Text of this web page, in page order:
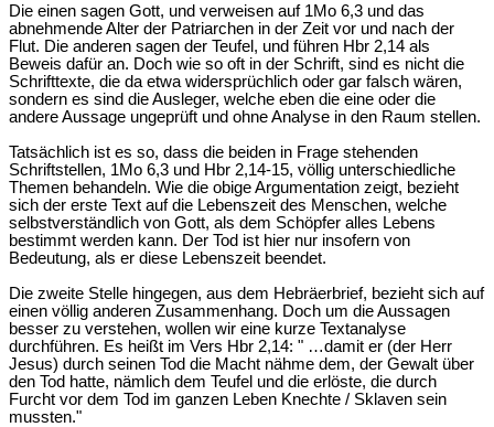
Die einen sagen Gott, und verweisen auf 1Mo 6,3 und das
abnehmende Alter der Patriarchen in der Zeit vor und nach der
Flut. Die anderen sagen der Teufel, und führen Hbr 2,14 als
Beweis dafür an. Doch wie so oft in der Schrift, sind es nicht die
Schrifttexte, die da etwa widersprüchlich oder gar falsch wären,
sondern es sind die Ausleger, welche eben die eine oder die
andere Aussage ungeprüft und ohne Analyse in den Raum stellen.
Tatsächlich ist es so, dass die beiden in Frage stehenden
Schriftstellen, 1Mo 6,3 und Hbr 2,14-15, völlig unterschiedliche
Themen behandeln. Wie die obige Argumentation zeigt, bezieht
sich der erste Text auf die Lebenszeit des Menschen, welche
selbstverständlich von Gott, als dem Schöpfer alles Lebens
bestimmt werden kann. Der Tod ist hier nur insofern von
Bedeutung, als er diese Lebenszeit beendet.
Die zweite Stelle hingegen, aus dem Hebräerbrief, bezieht sich auf
einen völlig anderen Zusammenhang. Doch um die Aussagen
besser zu verstehen, wollen wir eine kurze Textanalyse
durchführen. Es heißt im Vers Hbr 2,14: " …damit er (der Herr
Jesus) durch seinen Tod die Macht nähme dem, der Gewalt über
den Tod hatte, nämlich dem Teufel und die erlöste, die durch
Furcht vor dem Tod im ganzen Leben Knechte / Sklaven sein
mussten."